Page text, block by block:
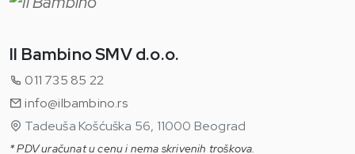
Il Bambino SMV d.o.o.
011 735 85 22
info@ilbambino.rs
Tadeuša Košćuška 56, 11000 Beograd
* PDV uračunat u cenu i nema skrivenih troškova.